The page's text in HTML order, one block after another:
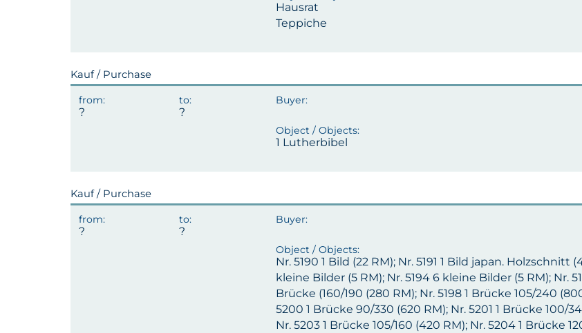
Hausrat
Teppiche
Kauf / Purchase
1 Lutherbibel
Kauf / Purchase
Nr. 5190 1 Bild (22 RM); Nr. 5191 1 Bild japan. Holzschnitt
kleine Bilder (5 RM); Nr. 5194 6 kleine Bilder (5 RM); Nr.
Brücke (160/190 (280 RM); Nr. 5198 1 Brücke 105/240
5200 1 Brücke 90/330 (620 RM); Nr. 5201 1 Brücke 100/
Nr. 5203 1 Brücke 105/160 (420 RM); Nr. 5204 1 Brücke